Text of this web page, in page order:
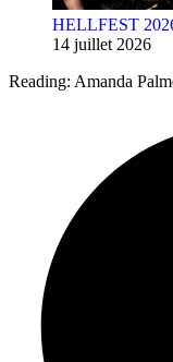
HELLFEST
14 juillet 2026
Reading: Amanda